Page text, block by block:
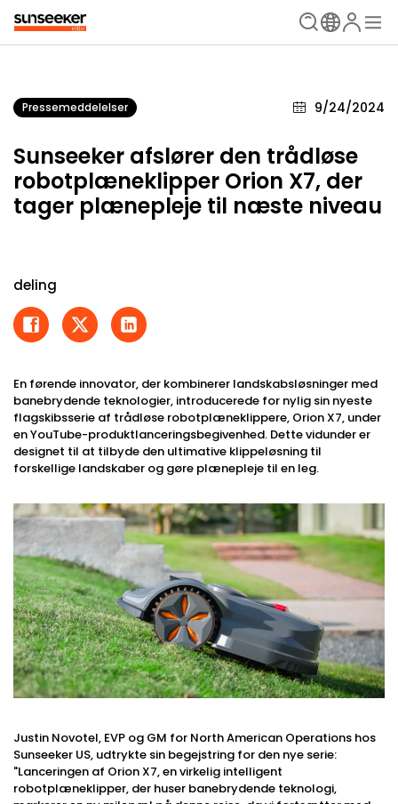
Pressemeddelelser 9/24/2024
Sunseeker afslører den trådløse
robotplæneklipper Orion X7, der
tager plænepleje til næste niveau
deling
En førende innovator, der kombinerer landskabsløsninger med
banebrydende teknologier, introducerede for nylig sin nyeste
flagskibsserie af trådløse robotplæneklippere, Orion X7, under
en YouTube-produktlanceringsbegivenhed. Dette vidunder er
designet til at tilbyde den ultimative klippeløsning til
forskellige landskaber og gøre plænepleje til en leg.
Justin Novotel, EVP og GM for North American Operations hos
Sunseeker US, udtrykte sin begejstring for den nye serie:
"Lanceringen af ​​Orion X7, en virkelig intelligent
robotplæneklipper, der huser banebrydende teknologi,